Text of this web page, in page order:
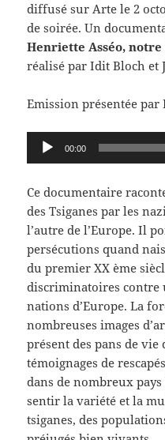
diffusé sur Arte le 2
de soirée. Un
Henriette Asséo,
réalisé par Idit Bloch et
Emission présentée
Lecteur
audio
00:00
Ce documentaire
des Tsiganes par les
l’autre de l’Europe. Il
persécutions quand
du premier XX ème
discriminatoires contre
nations d’Europe. La
nombreuses images
présent des pans de vie
témoignages de
dans de nombreux
sentir la variété et la
tsiganes, des